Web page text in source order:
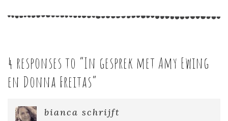
4 responses to “In gesprek met Amy Ewing
en Donna Freitas”
bianca schrijft